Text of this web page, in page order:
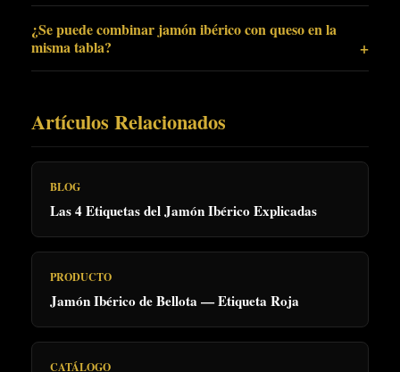
¿Se puede combinar jamón ibérico con queso en la
misma tabla?
Artículos Relacionados
BLOG
Las 4 Etiquetas del Jamón Ibérico Explicadas
PRODUCTO
Jamón Ibérico de Bellota — Etiqueta Roja
CATÁLOGO